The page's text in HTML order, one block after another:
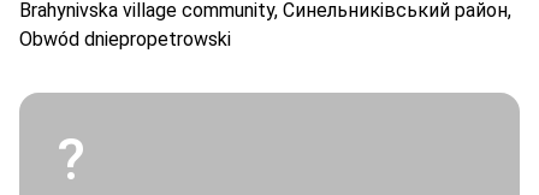
Brahynivska village community, Синельниківський район,
Obwód dniepropetrowski
?